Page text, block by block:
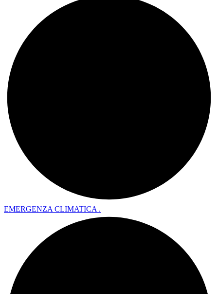
EMERGENZA CLIMATICA .